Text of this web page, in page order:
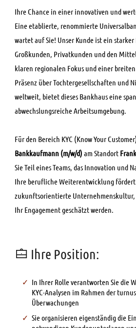
Ihre Chance in einer innovativen und
Eine etablierte, renommierte
wartet auf Sie! Unser Kunde ist ein
Großkunden, Privatkunden und den
klaren regionalen Fokus und einer
Präsenz über Tochtergesellschaften und
weltweit, bietet dieses Bankhaus eine
abwechslungsreiche Arbeitsumgebung.
Für den Bereich KYC (Know Your
Bankkaufmann (m/w/d) am Standort
Sie Teil eines Teams, das Innovation und
Ihre berufliche Weiterentwicklung
zukunftsorientierte Unternehmenskultur,
Ihr Engagement geschätzt werden.
Ihre Position:
In Ihrer Rolle verantworten Sie die
KYC-Analysen im Rahmen der
Überwachungen
Sie organisieren eigenständig die